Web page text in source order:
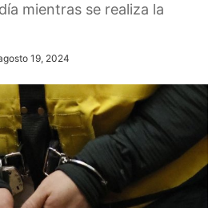
mientras se realiza la
19, 2024